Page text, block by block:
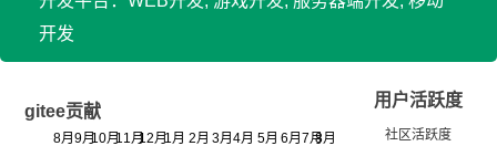
开发
gitee贡献
用户活跃度